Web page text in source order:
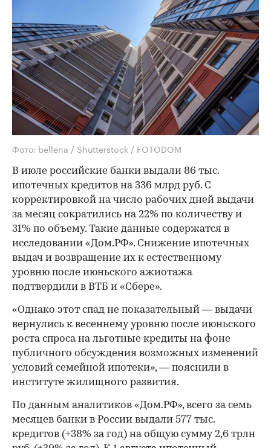
Фото: bellena / Shutterstock / FOTODOM
В июле российские банки выдали 86 тыс.
ипотечных кредитов на 336 млрд руб. С
корректировкой на число рабочих дней выдачи
за месяц сократились на 22% по количеству и
31% по объему. Такие данные содержатся в
исследовании «Дом.РФ». Снижение ипотечных
выдач и возвращение их к естественному
уровню после июньского ажиотажа
подтвердили в ВТБ и «Сбере».
«Однако этот спад не показательный — выдачи
вернулись к весеннему уровню после июньского
роста спроса на льготные кредиты на фоне
публичного обсуждения возможных изменений
условий семейной ипотеки», — пояснили в
институте жилищного развития.
По данным аналитиков «Дом.РФ», всего за семь
месяцев банки в России выдали 577 тыс.
кредитов (+38% за год) на общую сумму 2,6 трлн